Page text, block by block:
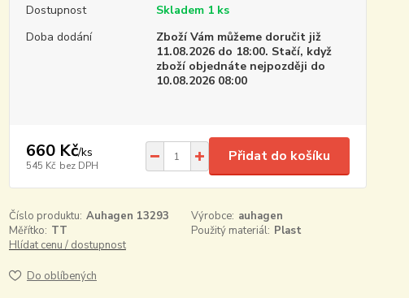
Dostupnost
Skladem 1 ks
Doba dodání
Zboží Vám můžeme doručit již
11.08.2026 do 18:00. Stačí, když
zboží objednáte nejpozději do
10.08.2026 08:00
660 Kč/ks
545 Kč bez DPH
Přidat do košíku
Číslo produktu: Auhagen 13293 Výrobce: auhagen
Měřítko: TT Použitý materiál: Plast
Hlídat cenu / dostupnost
Do oblíbených